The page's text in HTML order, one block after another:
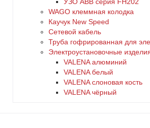
WAGO клеммная колодка
Каучук New Speed
Сетевой кабель
Труба гофрированная для
Электроустановочные
VALENA алюминий
VALENA белый
VALENA слоновая кость
VALENA чёрный